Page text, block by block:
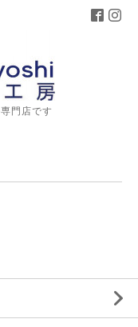
門店です